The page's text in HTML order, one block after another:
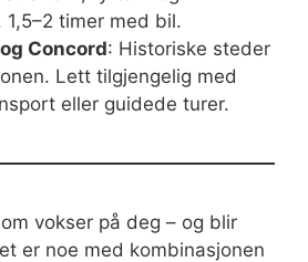
1,5–2 timer med bil.
Concord: Historiske steder
Lett tilgjengelig med
eller guidede turer.
vokser på deg – og blir
er noe med kombinasjonen